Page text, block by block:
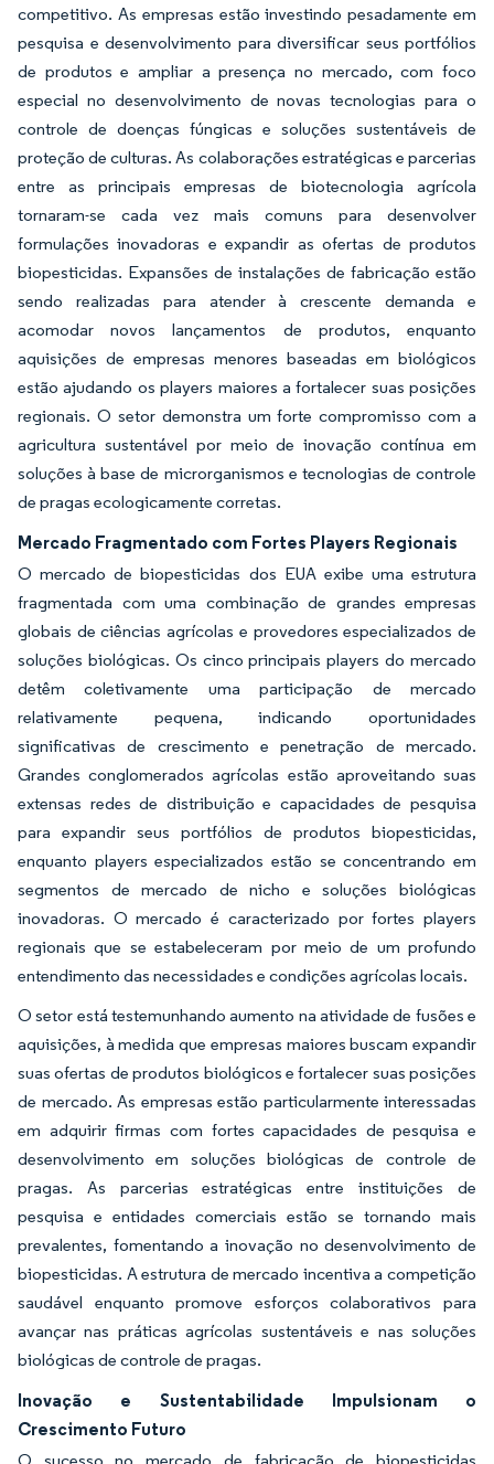
competitivo. As empresas estão investindo pesadamente em
pesquisa e desenvolvimento para diversificar seus portfólios
de produtos e ampliar a presença no mercado, com foco
especial no desenvolvimento de novas tecnologias para o
controle de doenças fúngicas e soluções sustentáveis de
proteção de culturas. As colaborações estratégicas e parcerias
entre as principais empresas de biotecnologia agrícola
tornaram-se cada vez mais comuns para desenvolver
formulações inovadoras e expandir as ofertas de produtos
biopesticidas. Expansões de instalações de fabricação estão
sendo realizadas para atender à crescente demanda e
acomodar novos lançamentos de produtos, enquanto
aquisições de empresas menores baseadas em biológicos
estão ajudando os players maiores a fortalecer suas posições
regionais. O setor demonstra um forte compromisso com a
agricultura sustentável por meio de inovação contínua em
soluções à base de microrganismos e tecnologias de controle
de pragas ecologicamente corretas.
Mercado Fragmentado com Fortes Players Regionais
O mercado de biopesticidas dos EUA exibe uma estrutura
fragmentada com uma combinação de grandes empresas
globais de ciências agrícolas e provedores especializados de
soluções biológicas. Os cinco principais players do mercado
detêm coletivamente uma participação de mercado
relativamente pequena, indicando oportunidades
significativas de crescimento e penetração de mercado.
Grandes conglomerados agrícolas estão aproveitando suas
extensas redes de distribuição e capacidades de pesquisa
para expandir seus portfólios de produtos biopesticidas,
enquanto players especializados estão se concentrando em
segmentos de mercado de nicho e soluções biológicas
inovadoras. O mercado é caracterizado por fortes players
regionais que se estabeleceram por meio de um profundo
entendimento das necessidades e condições agrícolas locais.
O setor está testemunhando aumento na atividade de fusões e
aquisições, à medida que empresas maiores buscam expandir
suas ofertas de produtos biológicos e fortalecer suas posições
de mercado. As empresas estão particularmente interessadas
em adquirir firmas com fortes capacidades de pesquisa e
desenvolvimento em soluções biológicas de controle de
pragas. As parcerias estratégicas entre instituições de
pesquisa e entidades comerciais estão se tornando mais
prevalentes, fomentando a inovação no desenvolvimento de
biopesticidas. A estrutura de mercado incentiva a competição
saudável enquanto promove esforços colaborativos para
avançar nas práticas agrícolas sustentáveis e nas soluções
biológicas de controle de pragas.
Inovação e Sustentabilidade Impulsionam o
Crescimento Futuro